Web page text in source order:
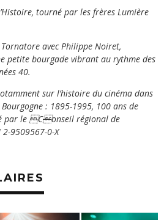
tourné par les frères Lumière
avec Philippe Noiret,
petite bourgade vibrant au rythme des
40.
sur l’histoire du cinéma dans
: 1895-1995, 100 ans de
par le Conseil régional de
2-9509567-0-X